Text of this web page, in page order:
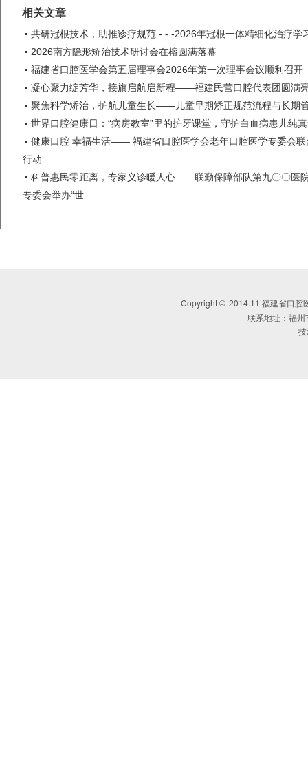
相关文章
共研冠根技术，助推诊疗规范 - - -2026年冠根一体精细化治疗学
2026南方隐形矫治技术研讨会在榕圆满落幕
福建省口腔医学会第五届理事会2026年第一次理事会议顺利召开
凝心聚力绽芳华，接旗启航启新程——福建民营口腔代表团圆满
聚焦科学矫治，护航儿童生长——儿童早期矫正规范流程与长期
世界口腔健康日：“病房教室”里的护牙课堂，守护白血病患儿纯
健康口腔 幸福生活—— 福建省口腔医学会老年口腔医学专委会
行动
科普惠民零距离，专家义诊暖人心——联勤保障部队第九〇〇医
专委会举办“世
Copyright © 2014.11 福建省口腔
联系地址：福